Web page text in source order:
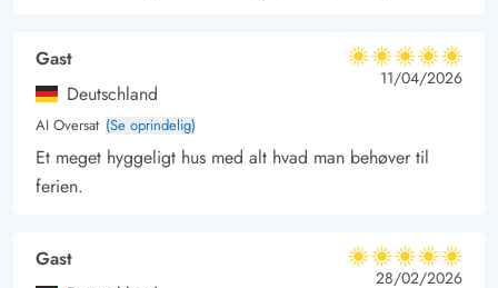
Gast
Deutschland
AI Oversat (Se oprindelig)
5 ud af 5
5 ud af 5
5 out of 5
11/04/2026
Et meget hyggeligt hus med alt hvad man behøver til
ferien.
Gast
5 ud af 5
5 ud af 5
5 out of 5
28/02/2026